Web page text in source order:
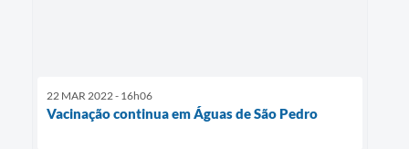
22 MAR 2022 - 16h06
Vacinação continua em Águas de São Pedro